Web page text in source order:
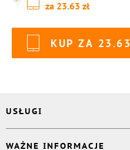
za 23.63
KUP ZA 23.63
USŁUGI
WAŻNE INFORMACJE